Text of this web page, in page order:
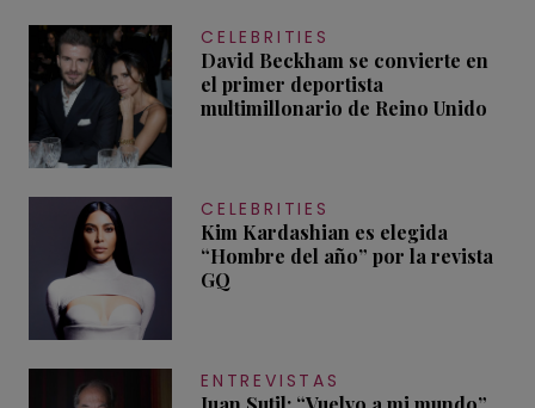
CELEBRITIES
David Beckham se convierte en
el primer deportista
multimillonario de Reino Unido
CELEBRITIES
Kim Kardashian es elegida
“Hombre del año” por la revista
GQ
ENTREVISTAS